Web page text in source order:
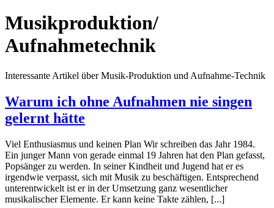
Musikproduktion/
Aufnahmetechnik
Interessante Artikel über Musik-Produktion und Aufnahme-Technik
Warum ich ohne Aufnahmen nie singen
gelernt hätte
Viel Enthusiasmus und keinen Plan Wir schreiben das Jahr 1984.
Ein junger Mann von gerade einmal 19 Jahren hat den Plan gefasst,
Popsänger zu werden. In seiner Kindheit und Jugend hat er es
irgendwie verpasst, sich mit Musik zu beschäftigen. Entsprechend
unterentwickelt ist er in der Umsetzung ganz wesentlicher
musikalischer Elemente. Er kann keine Takte zählen, [...]